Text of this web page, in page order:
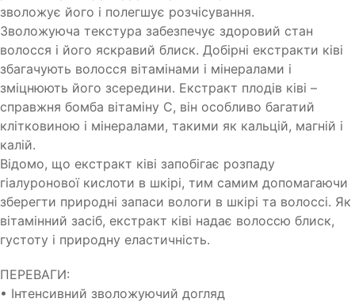
зволожує його і полегшує розчісування.
Зволожуюча текстура забезпечує здоровий стан
волосся і його яскравий блиск. Добірні екстракти ківі
збагачують волосся вітамінами і мінералами і
зміцнюють його зсередини. Екстракт плодів ківі –
справжня бомба вітаміну С, він особливо багатий
клітковиною і мінералами, такими як кальцій, магній і
калій.
Відомо, що екстракт ківі запобігає розпаду
гіалуронової кислоти в шкірі, тим самим допомагаючи
зберегти природні запаси вологи в шкірі та волоссі. Як
вітамінний засіб, екстракт ківі надає волоссю блиск,
густоту і природну еластичність.
ПЕРЕВАГИ:
• Інтенсивний зволожуючий догляд